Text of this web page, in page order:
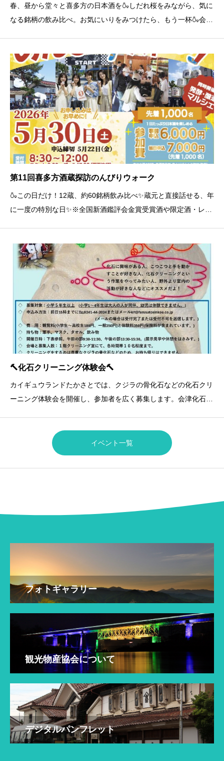
春、昼から堂々と喜多方の日本酒を🍶しだれ桜をみながら、気に
なる銘柄の飲み比べ。お気にいりをみつけたら、もう一杯🍶会場
AKEフェスタ 桜の陣 開催🌸【第1部】
第11回喜多方酒蔵探訪のんびりウォーク
🍶この日だけ！12蔵、約60銘柄飲み比べ✨蔵元と直接話せる、年
に一度の特別な日✨※全国新酒鑑評会金賞受賞酒や限定酒・レア
500円/１杯)さらに今年も 発
🔨化石クリーニング体験会🔨
カイギュウランドたかさとでは、クジラの骨化石などの化石クリ
ーニング体験会を開催し、参加者を広く募集します。会津化石研
話（TEL 0241-44-2024）または、E-mai
イベント一覧
フォトギャラリー
観光物産協会について
デジタルパンフレット